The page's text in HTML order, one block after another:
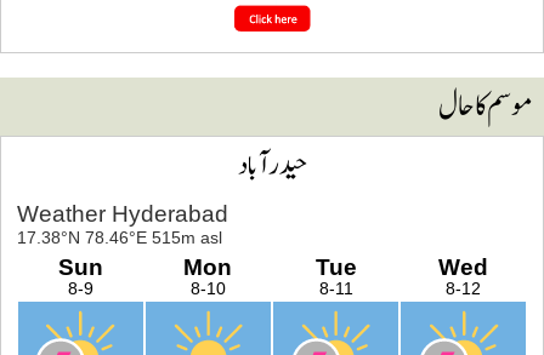
کا حال
حیدرآباد